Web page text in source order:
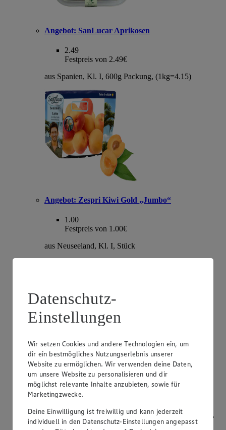
Angebot: SanLucar Aprikosen
2.49
Festpreis von 2.49€
aus Spanien, Kl. I, 600g Packung, (1kg=4.15)
Angebot: Zespri Kiwi Gold „Jumbo“
1.00
Festpreis von 1.00€
aus Neuseeland, Kl. I, Stück
Angebot:Champignons
1.79
Festpreis von 1.79€
weiß oder braun, aus Bayern, Kl. I, je 250g Packung,
(1kg=7.16)
Datenschutz-
Einstellungen
Wir setzen Cookies und andere Technologien ein, um
dir ein bestmögliches Nutzungserlebnis unserer
Website zu ermöglichen. Wir verwenden deine Daten,
um unsere Website zu personalisieren und dir
möglichst relevante Inhalte anzubieten, sowie für
Marketingzwecke.
Deine Einwilligung ist freiwillig und kann jederzeit
individuell in den Datenschutz-Einstellungen angepasst